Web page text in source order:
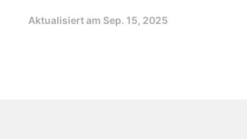
Aktualisiert am Sep. 15, 2025